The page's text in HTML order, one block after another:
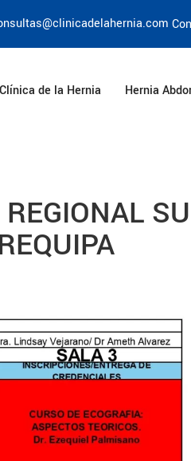
Clínica de la Hernia Hernia